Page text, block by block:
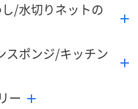
/水切りネットの
スポンジ/キッチン
ー